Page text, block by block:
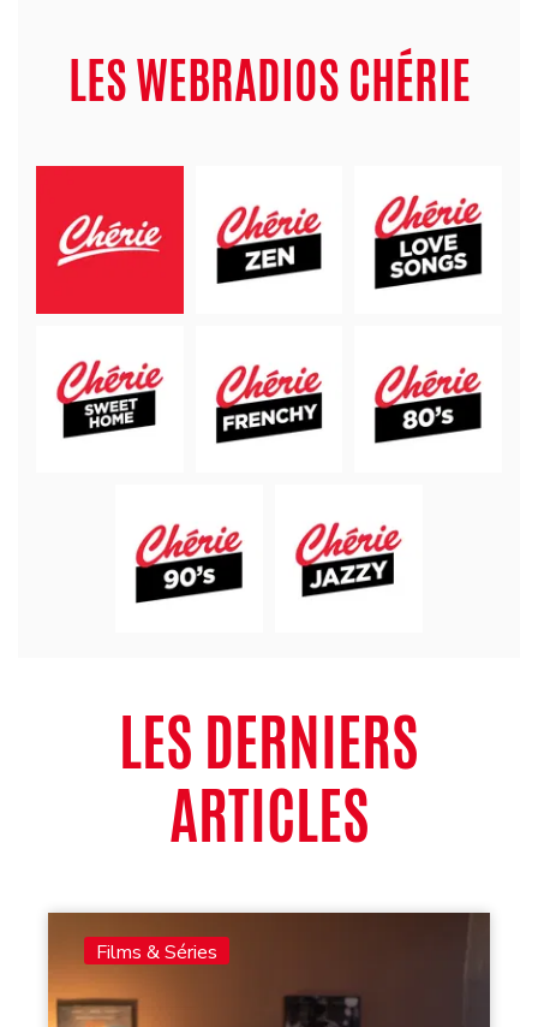
LES WEBRADIOS CHÉRIE
LES DERNIERS
ARTICLES
Films & Séries